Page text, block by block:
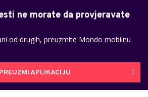
ne morate da provjeravate
od drugih, preuzmite Mondo mobilnu
PREUZMI APLIKACIJU